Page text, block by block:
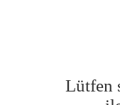
Lütfen